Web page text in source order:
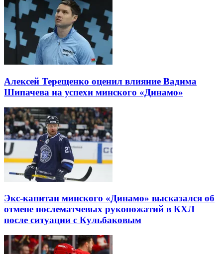
Алексей Терещенко оценил влияние Вадима
Шипачева на успехи минского «Динамо»
Экс-капитан минского «Динамо» высказался об
отмене послематчевых рукопожатий в КХЛ
после ситуации с Кульбаковым